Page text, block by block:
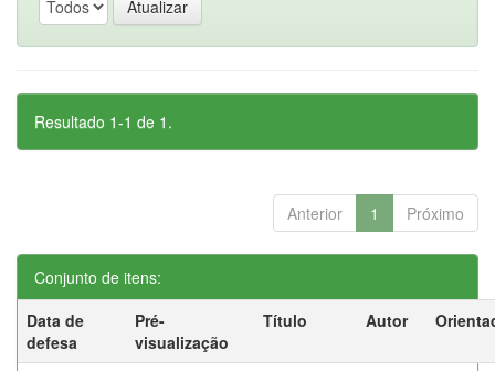
Resultado 1-1 de 1.
Anterior 1 Próximo
Conjunto de itens:
Data de
defesa
Pré-
visualização
Título Autor